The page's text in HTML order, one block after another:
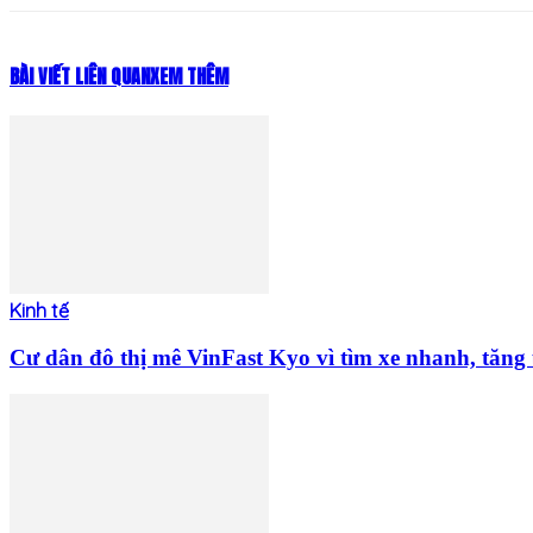
BÀI VIẾT LIÊN QUANXEM THÊM
Kinh tế
Cư dân đô thị mê VinFast Kyo vì tìm xe nhanh,